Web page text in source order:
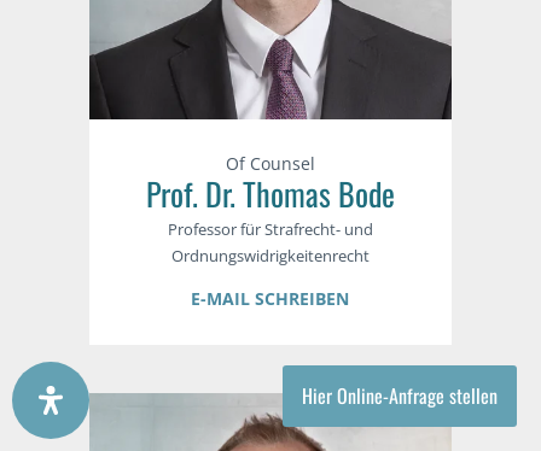
Hier Online-Anfrage stellen
Of Counsel
Prof. Dr. Thomas Bode
Professor für Strafrecht- und
Ordnungswidrigkeitenrecht
E-MAIL SCHREIBEN